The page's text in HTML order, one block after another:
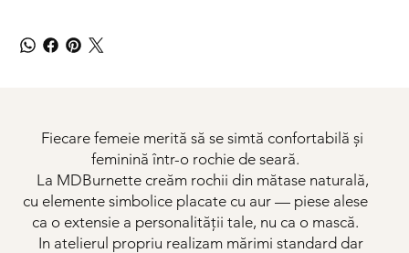
Fiecare femeie merită să se simtă confortabilă și
feminină într-o rochie de seară.
La MDBurnette creăm rochii din mătase naturală,
cu elemente simbolice placate cu aur — piese alese
ca o extensie a personalității tale, nu ca o mască.
In atelierul propriu realizam mărimi standard dar